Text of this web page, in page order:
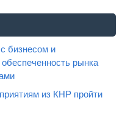
бизнесом и
рынка
из КНР пройти